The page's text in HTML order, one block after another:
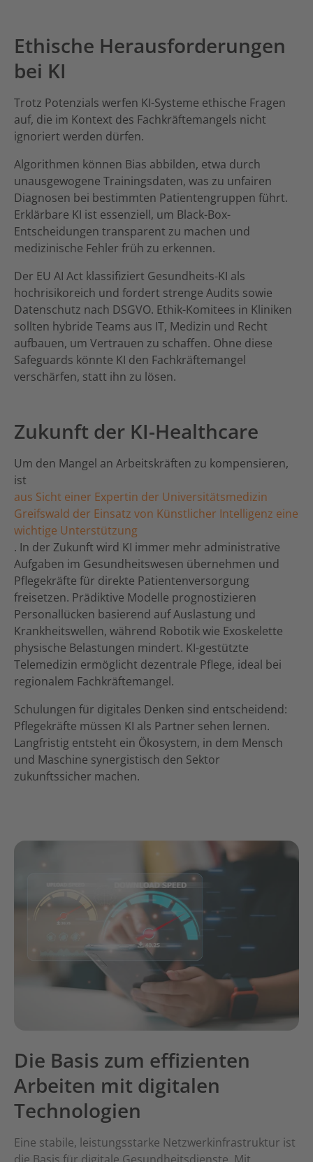
Ethische Herausforderungen
bei KI
Trotz Potenzials werfen KI-Systeme ethische Fragen
auf, die im Kontext des Fachkräftemangels nicht
ignoriert werden dürfen.
Algorithmen können Bias abbilden, etwa durch
unausgewogene Trainingsdaten, was zu unfairen
Diagnosen bei bestimmten Patientengruppen führt.
Erklärbare KI ist essenziell, um Black-Box-
Entscheidungen transparent zu machen und
medizinische Fehler früh zu erkennen.
Der EU AI Act klassifiziert Gesundheits-KI als
hochrisikoreich und fordert strenge Audits sowie
Datenschutz nach DSGVO. Ethik-Komitees in Kliniken
sollten hybride Teams aus IT, Medizin und Recht
aufbauen, um Vertrauen zu schaffen. Ohne diese
Safeguards könnte KI den Fachkräftemangel
verschärfen, statt ihn zu lösen.
Zukunft der KI-Healthcare
Um den Mangel an Arbeitskräften zu kompensieren,
ist
aus Sicht einer Expertin der Universitätsmedizin
Greifswald der Einsatz von Künstlicher Intelligenz eine
wichtige Unterstützung
. In der Zukunft wird KI immer mehr administrative
Aufgaben im Gesundheitswesen übernehmen und
Pflegekräfte für direkte Patientenversorgung
freisetzen. Prädiktive Modelle prognostizieren
Personallücken basierend auf Auslastung und
Krankheitswellen, während Robotik wie Exoskelette
physische Belastungen mindert. KI-gestützte
Telemedizin ermöglicht dezentrale Pflege, ideal bei
regionalem Fachkräftemangel.
Schulungen für digitales Denken sind entscheidend:
Pflegekräfte müssen KI als Partner sehen lernen.
Langfristig entsteht ein Ökosystem, in dem Mensch
und Maschine synergistisch den Sektor
zukunftssicher machen.
Die Basis zum effizienten
Arbeiten mit digitalen
Technologien
Eine stabile, leistungsstarke Netzwerkinfrastruktur ist